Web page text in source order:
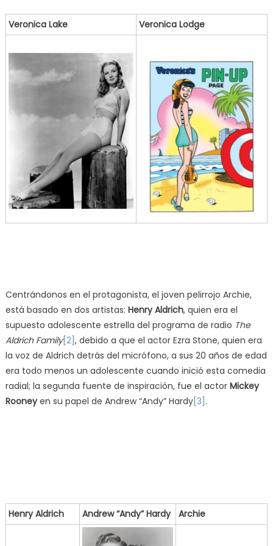
Veronica Lake Veronica Lodge
Centrándonos en el protagonista, el joven pelirrojo Archie,
está basado en dos artistas: Henry Aldrich, quien era el
supuesto adolescente estrella del programa de radio The
Aldrich Family[2] , debido a que el actor Ezra Stone, quien era
la voz de Aldrich detrás del micrófono, a sus 20 años de edad
era todo menos un adolescente cuando inició esta comedia
radial; la segunda fuente de inspiración, fue el actor Mickey
Rooneyen su papel de Andrew “Andy” Hardy[3] .
Henry Aldrich Andrew “Andy” Hardy Archie